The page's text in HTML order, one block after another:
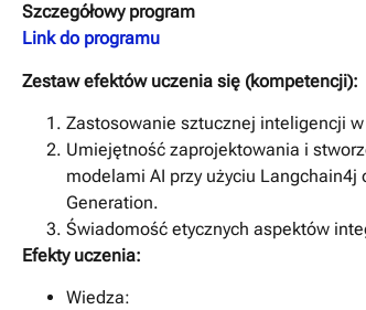
Szczegółowy program
Link do programu
Zestaw efektów uczenia się (kompetencji):
Zastosowanie sztucznej inteligencji
Umiejętność zaprojektowania i
modelami AI przy użyciu
Generation.
Świadomość etycznych aspektów
Efekty uczenia:
Wiedza: